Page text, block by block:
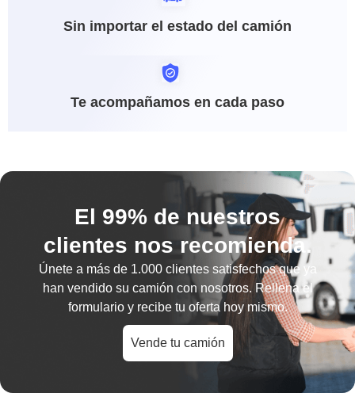
Sin importar el estado del camión
Te acompañamos en cada paso
El 99% de nuestros
clientes nos recomienda.
Únete a más de 1.000 clientes satisfechosque ya
han vendido su camión con nosotros. Rellena el
formulario y recibe tu oferta hoy mismo.
Vende tu camión